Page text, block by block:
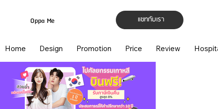
แชทกับเรา
Oppa Me
Home Design Promotion Price Review